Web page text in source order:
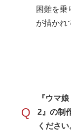
困難を乗
が描かれ
Q
『ウマ
2』の制
ください